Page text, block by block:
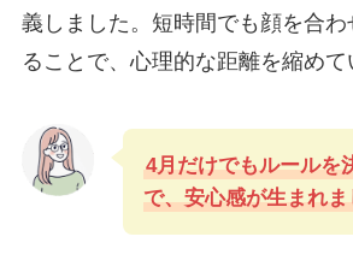
義しました。短時間でも顔を合
ることで、心理的な距離を縮めて
4月だけでもルールを
で、安心感が生まれま